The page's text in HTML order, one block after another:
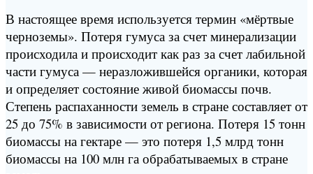
В настоящее время используется термин «мёртвые
черноземы». Потеря гумуса за счет минерализации
происходила и происходит как раз за счет лабильной
части гумуса — неразложившейся органики, которая
и определяет состояние живой биомассы почв.
Степень распаханности земель в стране составляет от
25 до 75% в зависимости от региона. Потеря 15 тонн
биомассы на гектаре — это потеря 1,5 млрд тонн
биомассы на 100 млн га обрабатываемых в стране